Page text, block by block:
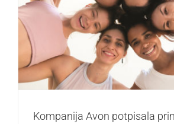
Kompanija Avon potpisala principe
Ujedinjenih nacija
Saveti
Kompanija Avon potpisala